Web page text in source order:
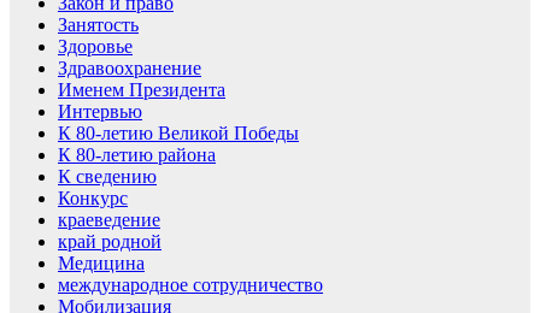
Занятость
Здоровье
Здравоохранение
Именем Президента
Интервью
К 80-летию Великой Победы
К 80-летию района
К сведению
Конкурс
краеведение
край родной
Медицина
международное сотрудничество
Мобилизация